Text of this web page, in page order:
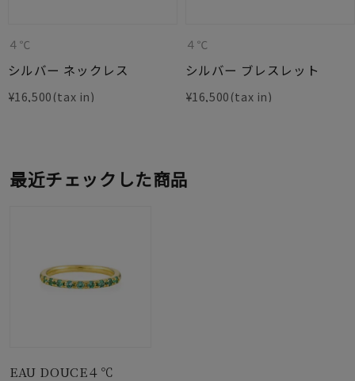
４℃
シルバー ネックレス
¥16,500
４℃
シルバー ブレスレット
¥16,500
最近チェックした商品
EAU DOUCE４℃